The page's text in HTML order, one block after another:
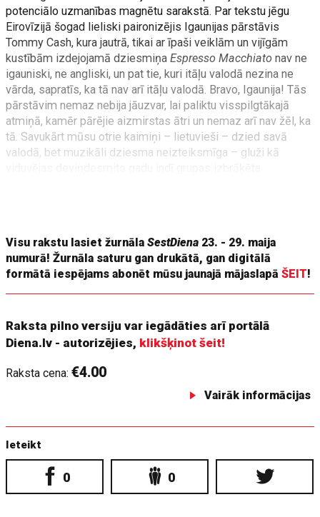
potenciālo uzmanības magnētu sarakstā. Par tekstu jēgu
Eirovīzijā šogad lieliski paironizējis Igaunijas pārstāvis
Tommy Cash, kura jautrā, tikai ar īpaši veiklām un vijīgām
kustībām izdejojamā dziesmiņaEspresso Macchiato nav ne
igauniski, ne angliski, un pat tie, kuri itāļu valodā nezina ne
vārda, sapratīs, ka tā nav arī itāļu valodā. Bravo, Igaunija! Tās
pārstāvim nemaz nebija jāuzvar, lai paliktu visspilgtākajā
atmiņā, kamēr pārējie aizmirstas ātri un nemaz arī nav žēl, ka
tā. Savukārt mūsu otrie kaimiņi – lietuvieši – dzied savā
valodā, bet muzikāli dziesma neizteiksmīga – gluži kā
Visu rakstu lasiet žurnālaSestDiena 23. - 29. maija
numurā! Žurnāla saturu gan drukātā, gan digitālā
formātā iespējams abonēt mūsu jaunajā mājaslapāŠEIT!
Raksta pilno versiju var iegādāties arī portālā
Diena.lv - autorizējies, klikšķinot šeit!
Raksta cena:€4.00
Vairāk informācijas
Ieteikt
0 0